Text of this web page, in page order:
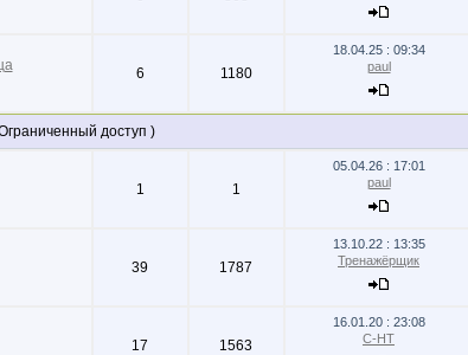
6 1180
18.04.25 : 09:34
paul
доступ )
1 1
05.04.26 : 17:01
paul
39 1787
13.10.22 : 13:35
Тренажёрщик
17 1563
16.01.20 : 23:08
С-НТ